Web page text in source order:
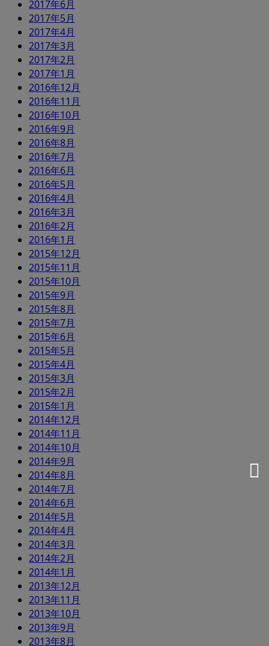
2017年6月
2017年5月
2017年4月
2017年3月
2017年2月
2017年1月
2016年12月
2016年11月
2016年10月
2016年9月
2016年8月
2016年7月
2016年6月
2016年5月
2016年4月
2016年3月
2016年2月
2016年1月
2015年12月
2015年11月
2015年10月
2015年9月
2015年8月
2015年7月
2015年6月
2015年5月
2015年4月
2015年3月
2015年2月
2015年1月
2014年12月
2014年11月
2014年10月
2014年9月
2014年8月
2014年7月
2014年6月
2014年5月
2014年4月
2014年3月
2014年2月
2014年1月
2013年12月
2013年11月
2013年10月
2013年9月
2013年8月